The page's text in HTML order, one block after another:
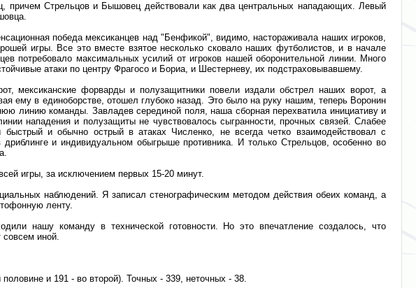
Стрельцов и Бышовец действовали как два центральных нападающих. Левый
победа мексиканцев над "Бенфикой", видимо, настораживала наших игроков,
игры. Все это вместе взятое несколько сковало наших футболистов, и в начале
потребовало максимальных усилий от игроков нашей оборонительной линии. Много
атаки по центру Фрагосо и Бориа, и Шестерневу, их подстраховывавшему.
мексиканские форварды и полузащитники повели издали обстрел наших ворот, а
ему в единоборстве, отошел глубоко назад. Это было на руку нашим, теперь Воронин
линию команды. Завладев серединой поля, наша сборная перехватила инициативу и
нападения и полузащиты не чувствовалось сыгранности, прочных связей. Слабее
и обычно острый в атаках Численко, не всегда четко взаимодействовал с
и индивидуальном обыгрыше противника. И только Стрельцов, особенно во
игры, за исключением первых 15-20 минут.
наблюдений. Я записал стенографическим методом действия обеих команд, а
ленту.
нашу команду в технической готовности. Но это впечатление создалось, что
совсем иной.
и 191 - во второй). Точных - 339, неточных - 38.